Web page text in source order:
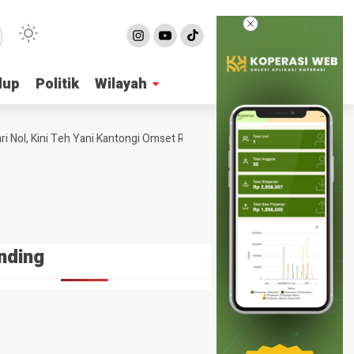
Politik Wilayah
Politik Wilayah
Kini Teh Yani Kantongi Omset Ratusan Juta Per Bulan 4 Ide